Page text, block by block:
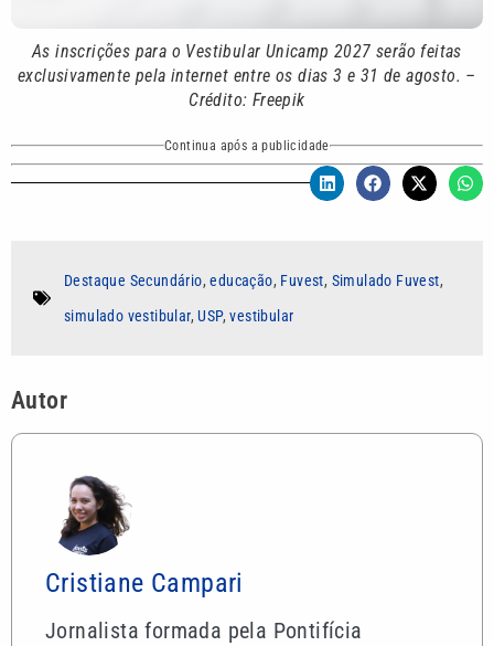
As inscrições para o Vestibular Unicamp 2027 serão feitas
exclusivamente pela internet entre os dias 3 e 31 de agosto. –
Crédito: Freepik
Continua após a publicidade
Destaque Secundário,educação, Fuvest, Simulado Fuvest,
simulado vestibular,USP,vestibular
Autor
Cristiane Campari
Jornalista formada pela Pontifícia